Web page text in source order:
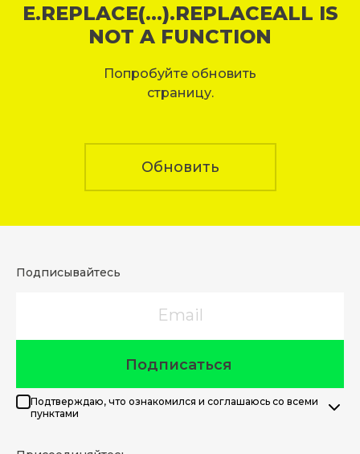
E.REPLACE(...).REPLACEALL IS
NOT A FUNCTION
Попробуйте обновить
страницу.
Обновить
Подписывайтесь
Подписаться
Подтверждаю, что ознакомился и соглашаюсь со всеми
пунктами